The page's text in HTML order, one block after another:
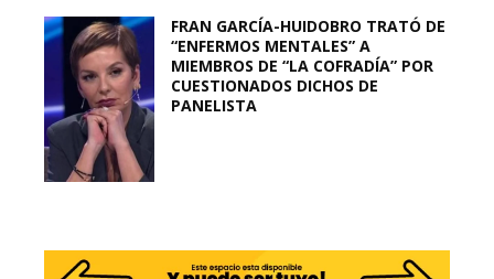
FRAN GARCÍA-HUIDOBRO TRATÓ DE
“ENFERMOS MENTALES” A
MIEMBROS DE “LA COFRADÍA” POR
CUESTIONADOS DICHOS DE
PANELISTA